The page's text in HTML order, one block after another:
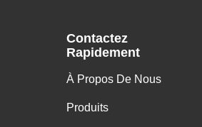
Contactez
Rapidement
À Propos De Nous
Produits